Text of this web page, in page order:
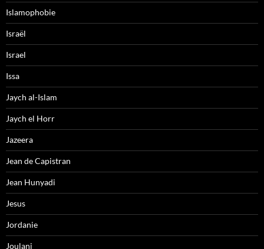
Islamophobie
Israël
Israel
Issa
Jaych al-Islam
Jaych el Horr
Jazeera
Jean de Capistran
Jean Hunyadi
Jesus
Jordanie
Joulani